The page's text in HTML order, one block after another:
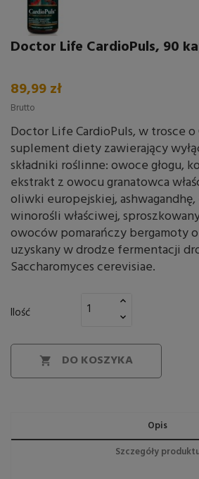
Doctor Life CardioPuls, 90
89,99 zł
Brutto
Doctor Life CardioPuls, w trosce
suplement diety zawierający
składniki roślinne: owoce głogu,
ekstrakt z owocu granatowca
oliwki europejskiej,
winorośli właściwej,
owoców pomarańczy bergamoty
uzyskany w drodze fermentacji
Saccharomyces cerevisiae.
Ilość
 DO KOSZYKA
Opis
Szczegóły